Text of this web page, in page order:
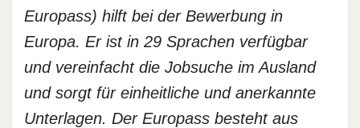
Europass) hilft bei der Bewerbung in
Europa. Er ist in 29 Sprachen verfügbar
und vereinfacht die Jobsuche im Ausland
und sorgt für einheitliche und anerkannte
Unterlagen. Der Europass besteht aus